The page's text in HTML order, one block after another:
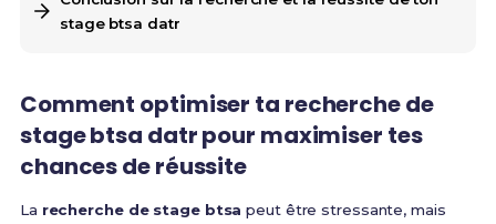
stage btsa datr
Comment optimiser ta recherche de
stage btsa datr pour maximiser tes
chances de réussite
La recherche de stage btsa peut être stressante, mais